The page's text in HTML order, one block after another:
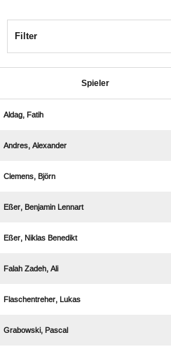
Filter
Spieler
 
 
 
  
  
  
 
 